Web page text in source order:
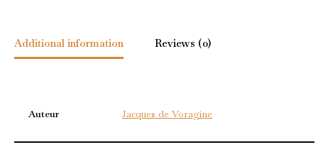
Additional information Reviews (0)
Auteur Jacques de Voragine